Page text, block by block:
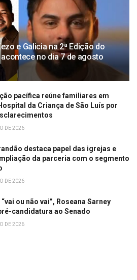
e Galicia na 2ª Edição do
no dia 7 de agosto
pacífica reúne familiares em
da Criança de São Luís por
DE 2026
destaca papel das igrejas e
da parceria com o segmento
DE 2026
ou não vai”, Roseana Sarney
candidatura ao Senado
DE 2026